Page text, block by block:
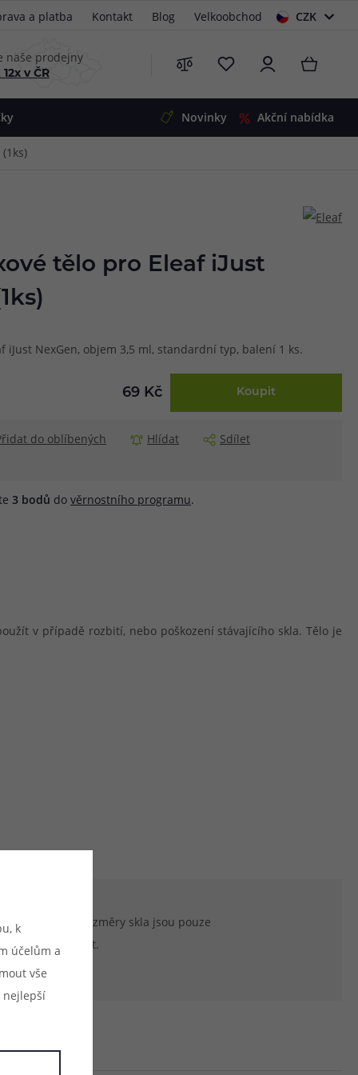
a platba Kontakt Blog Velkoobchod
CZK
naše prodejny
v ČR
Zobrazit produkty
Zobrazit produkty
Zobrazit produkty
Zobrazit produkty
Zobrazit produkty
Zobrazit produkty
Novinky Akční nabídka
tělo pro Eleaf iJust
NexGen, objem 3,5 ml, standardní typ, balení 1 ks.
69 Kč Koupit
do oblíbených Hlídat Sdílet
3 bodů do věrnostního programu.
v případě rozbití, nebo poškození stávajícího skla. Tělo je
Uvedené rozměry skla jsou pouze
shodovat.
k
účelům a
vše
nejlepší